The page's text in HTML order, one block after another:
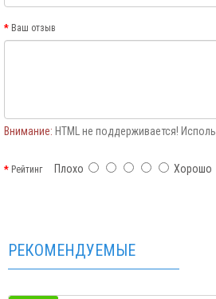
Ваш отзыв
Внимание: HTML не поддерживается!
РейтингПлохо Хорошо
РЕКОМЕНДУЕМЫЕ